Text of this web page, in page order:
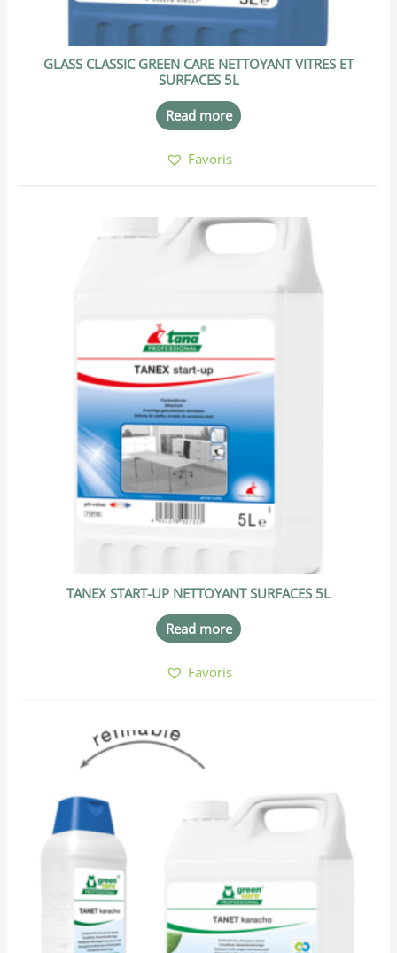
GLASS CLASSIC GREEN CARE NETTOYANT VITRES ET
SURFACES 5L
Read more
Favoris
TANEX START-UP NETTOYANT SURFACES 5L
Read more
Favoris